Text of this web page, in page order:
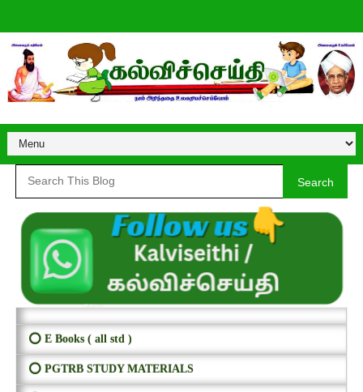
Search
⭕ E Books ( all std )
⭕ PGTRB STUDY MATERIALS